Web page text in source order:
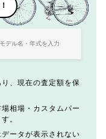
、現在の査定額を保
相場・カスタムパー
。
ータが表示されない